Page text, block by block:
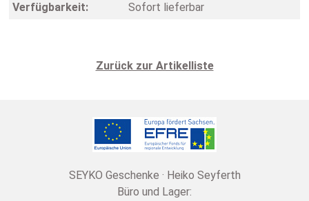
Verfügbarkeit:
Sofort lieferbar
Zurück zur Artikelliste
SEYKO Geschenke · Heiko Seyferth
Büro und Lager: